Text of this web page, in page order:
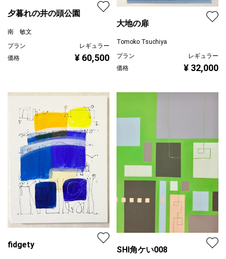
夕暮れの井の頭公園
南 敏文
プラン
レギュラー
価格
¥ 60,500
大地の扉
Tomoko Tsuchiya
プラン
レギュラー
価格
¥ 32,000
fidgety SHI角ケい008